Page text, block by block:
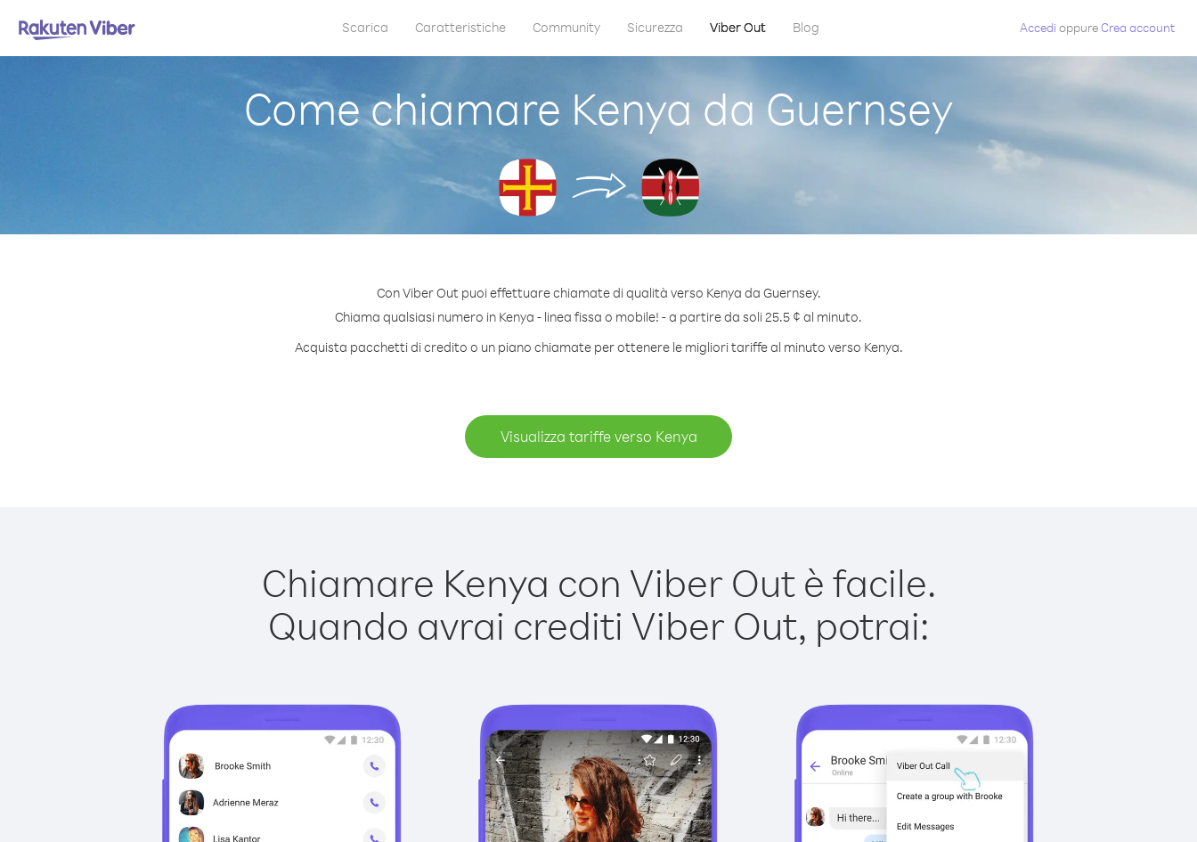
Scarica Caratteristiche Community Sicurezza Viber Out Blog Accedi oppureCrea account
Come chiamare Kenya da Guernsey
Con Viber Out puoi effettuare chiamate di qualità verso Kenya da Guernsey.
Chiama qualsiasi numero in Kenya - linea fissa o mobile! - a partire da soli 25.5 ¢ al minuto.
Acquista pacchetti di credito o un piano chiamate per ottenere le migliori tariffe al minuto verso Kenya.
Visualizza tariffe verso Kenya
Chiamare Kenya con Viber Out è facile.
Quando avrai crediti Viber Out, potrai: